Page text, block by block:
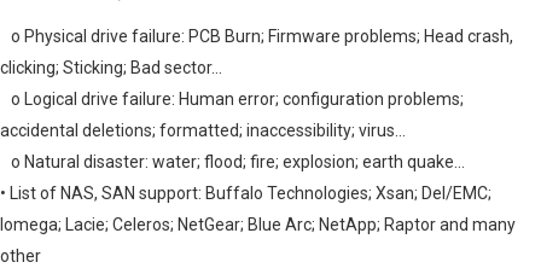
o Physical drive failure: PCB Burn; Firmware problems; Head crash,
clicking; Sticking; Bad sector…
o Logical drive failure: Human error; configuration problems;
accidental deletions; formatted; inaccessibility; virus…
o Natural disaster: water; flood; fire; explosion; earth quake…
• List of NAS, SAN support: Buffalo Technologies; Xsan; Del/EMC;
Iomega; Lacie; Celeros; NetGear; Blue Arc; NetApp; Raptor and many
other